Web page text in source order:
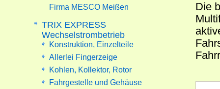
Die
Firma MESCO Meißen
TRIX EXPRESS
Wechselstrombetrieb
Konstruktion, Einzelteile
Allerlei Fingerzeige
Kohlen, Kollektor, Rotor
Fahrgestelle und Gehäuse